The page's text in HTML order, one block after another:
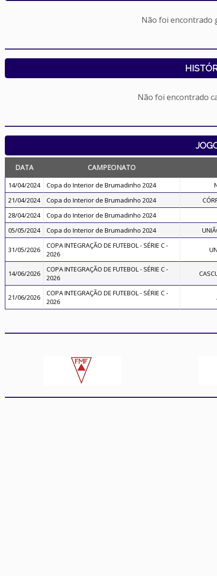
Não foi encontrado
Não foi encontrado
DATA CAMPEONATO
14/04/2024 Copa do Interior de Brumadinho 2024
21/04/2024
Copa do Interior de Brumadinho 2024
28/04/2024
Copa do Interior de Brumadinho 2024
05/05/2024
Copa do Interior de Brumadinho 2024
31/05/2026
COPA INTEGRAÇÃO DE FUTEBOL - SÉRIE C -
2026
14/06/2026
COPA INTEGRAÇÃO DE FUTEBOL - SÉRIE C -
2026
21/06/2026
COPA INTEGRAÇÃO DE FUTEBOL - SÉRIE C -
2026